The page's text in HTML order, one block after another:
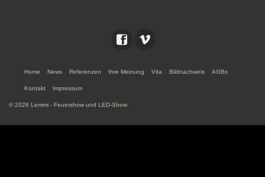
Home News Referenzen Ihre Meinung Vita Bildnachweis AGBs
Kontakt Impressum
© 2026 Lemmi - Feuershow und LED-Show